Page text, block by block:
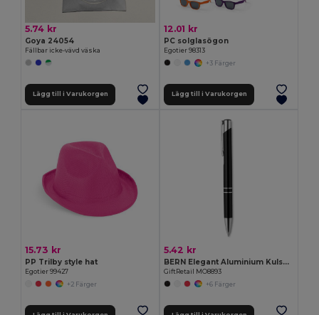
5.74 kr
Goya 24054
Fällbar icke-vävd väska
Lägg till i Varukorgen
12.01 kr
PC solglasögon
Egotier 98313
+3 Färger
Lägg till i Varukorgen
15.73 kr
PP Trilby style hat
Egotier 99427
+2 Färger
5.42 kr
BERN Elegant Aluminium Kulspetspenna med Blått Bläck
GiftRetail MO8893
+6 Färger